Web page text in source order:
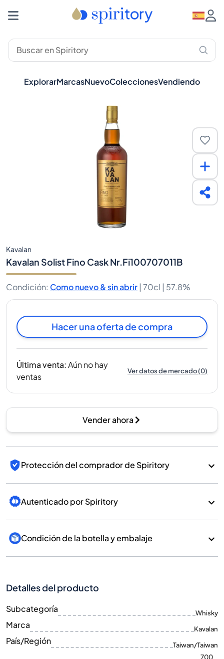
ExplorarMarcasNuevoColeccionesVendiendo
Kavalan
Kavalan Solist Fino Cask Nr.Fi100707011B
Condición: Como nuevo & sin abrir | 70cl | 57.8%
Hacer una oferta de compra
Última venta:Aún no hay
ventas
Ver datos de mercado(0)
Vender ahora
Protección del comprador de Spiritory
Autenticado por Spiritory
Condición de la botella y embalaje
Detalles del producto
Subcategoría Whisky
Marca Kavalan
País/Región Taiwan/Taiwan
700